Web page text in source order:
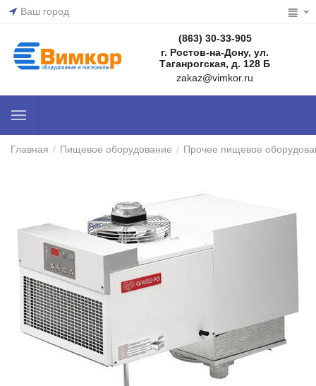
Ваш город
(863) 30-33-905
г. Ростов-на-Дону, ул.
Таганрогская, д. 128 Б
zakaz@vimkor.ru
Главная / Пищевое оборудование / Прочее пищевое